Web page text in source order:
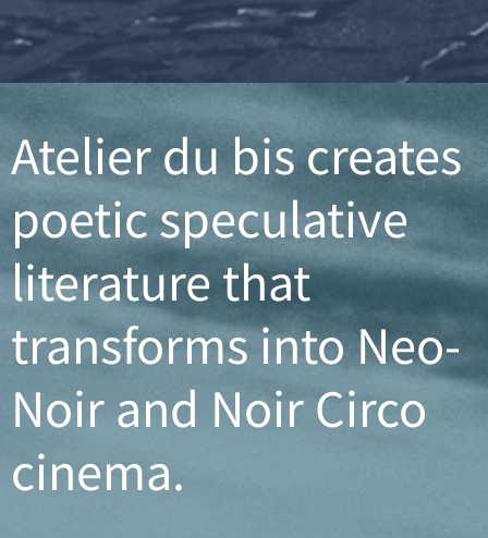
Atelier du bis creates
poetic speculative
literature that
transforms into Neo-
Noir and Noir Circo
cinema.